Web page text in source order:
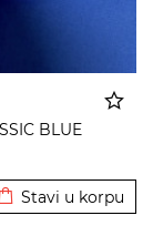
BLUE
Stavi u korpu